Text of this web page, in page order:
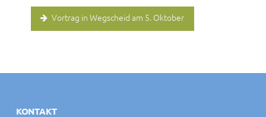
Vortrag in Wegscheid am 5. Oktober
KONTAKT